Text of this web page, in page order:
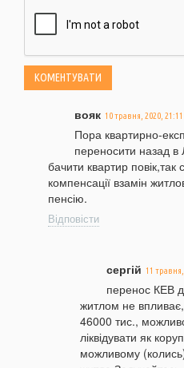
вояк 10 травня, 2020, 21:11
Пора квартирно-
переносити назад в
бачити квартир повік,так
компенсації взамін
пенсію.
Відповісти
сергій 11
перенос КЕВ
житлом не
46000 тис.,
ліквідувати як
можливому